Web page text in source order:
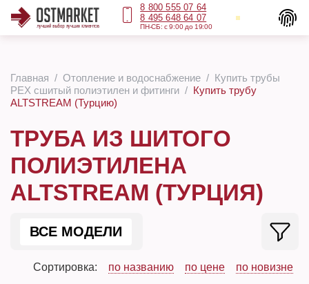
8 800 555 07 64
8 495 648 64 07
ПН-СБ: с 9:00 до 19:00
Главная Отопление и водоснабжение
Купить трубы
PEX сшитый полиэтилен и фитинги
Купить трубу
ALTSTREAM (Турцию)
ТРУБА ИЗ ШИТОГО
ПОЛИЭТИЛЕНА
ALTSTREAM (ТУРЦИЯ)
ВСЕ МОДЕЛИ
Сортировка: по названию по цене по новизне